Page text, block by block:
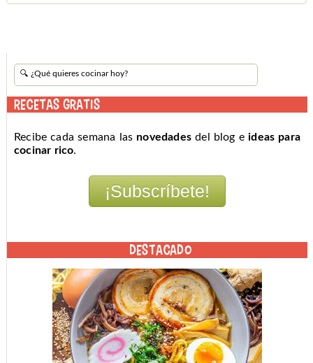
RECETAS GRATIS
Recibe cada semana las novedades del blog eideas para
cocinar rico.
DESTACADO